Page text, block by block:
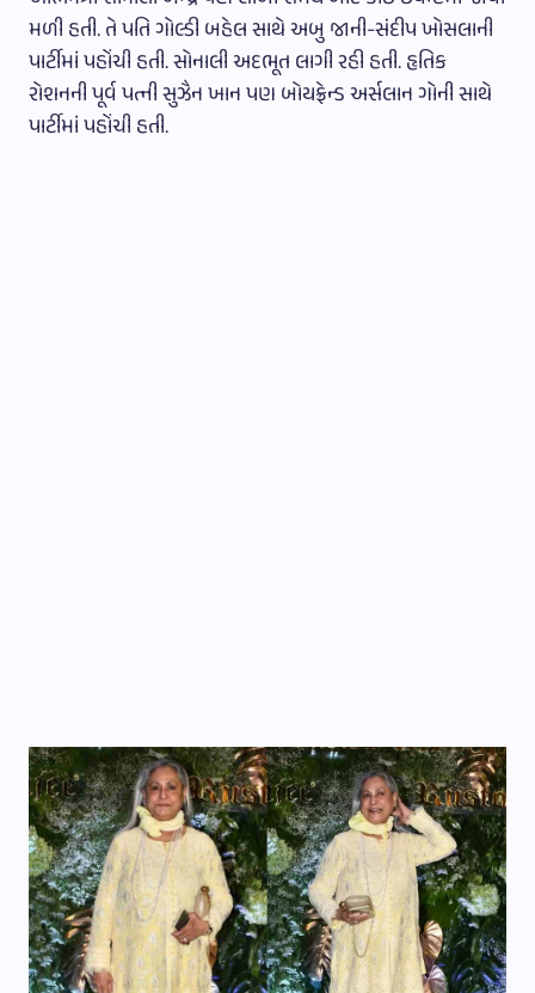
મળી હતી. તે પતિ ગોલ્ડી બહેલ સાથે અબુ જાની-સંદીપ ખોસલાની
પાર્ટીમાં પહોંચી હતી. સોનાલી અદભૂત લાગી રહી હતી. હૃતિક
રોશનની પૂર્વ પત્ની સુઝૈન ખાન પણ બોયફ્રેન્ડ અર્સલાન ગોની સાથે
પાર્ટીમાં પહોંચી હતી.